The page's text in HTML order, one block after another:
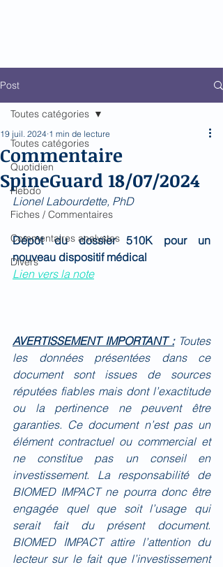
Post
Toutes catégories
Quotidien
Hebdo
Fiches / Commentaires
Commentaires analystes
Divers
Toutes catégories
Commentaire
SpineGuard 18/07/2024
19 juil. 2024 1 min de lecture
Lionel Labourdette, PhD
Dépôt du dossier 510K pour un
nouveau dispositif médical
Lien vers la note
AVERTISSEMENT IMPORTANT : Toutes
les données présentées dans ce
document sont issues de sources
réputées fiables mais dont l’exactitude
ou la pertinence ne peuvent être
garanties. Ce document n’est pas un
élément contractuel ou commercial et
ne constitue pas un conseil en
investissement. La responsabilité de
BIOMED IMPACT ne pourra donc être
engagée quel que soit l’usage qui
serait fait du présent document.
BIOMED IMPACT attire l’attention du
lecteur sur le fait que l’investissement